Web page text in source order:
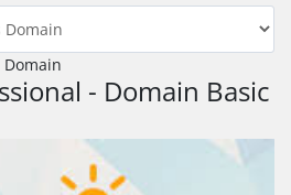
Domain
- Domain Basic